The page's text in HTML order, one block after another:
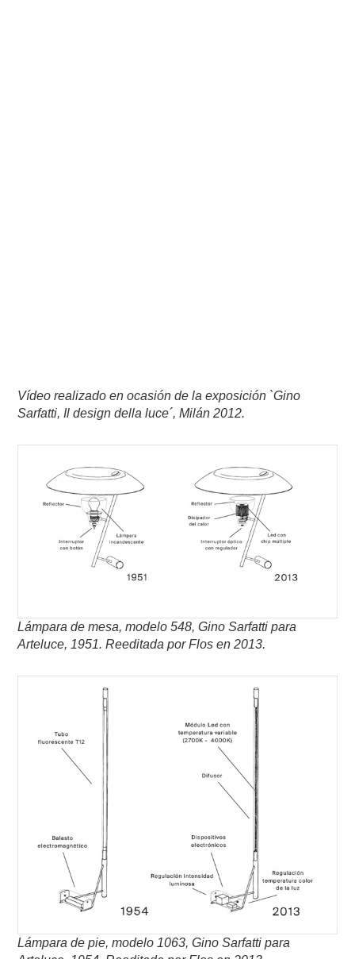
Vídeo realizado en ocasión de la exposición `Gino
Sarfatti, Il design della luce´, Milán 2012.
Lámpara de mesa, modelo 548, Gino Sarfatti para
Arteluce, 1951.Reeditada por Flos en 2013.
Lámpara de pie, modelo 1063, Gino Sarfatti para